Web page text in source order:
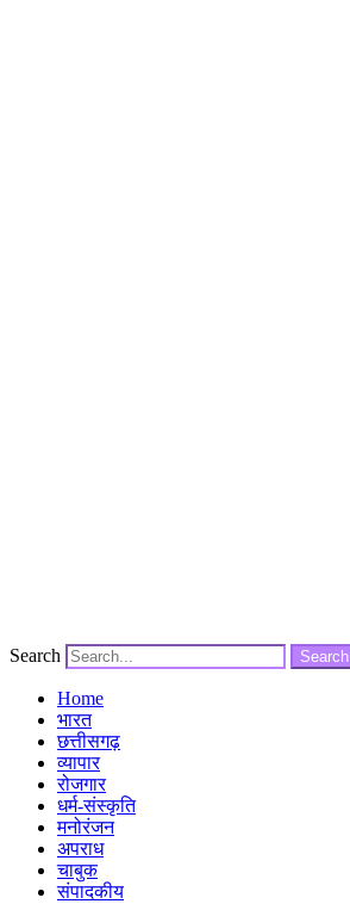
Search Search
Home
भारत
छत्तीसगढ़
व्यापार
रोजगार
धर्म-संस्कृति
मनोरंजन
अपराध
चाबुक
संपादकीय